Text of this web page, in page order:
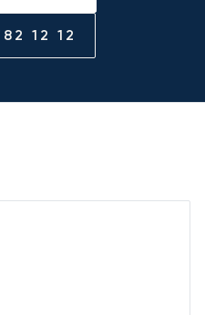
12 12